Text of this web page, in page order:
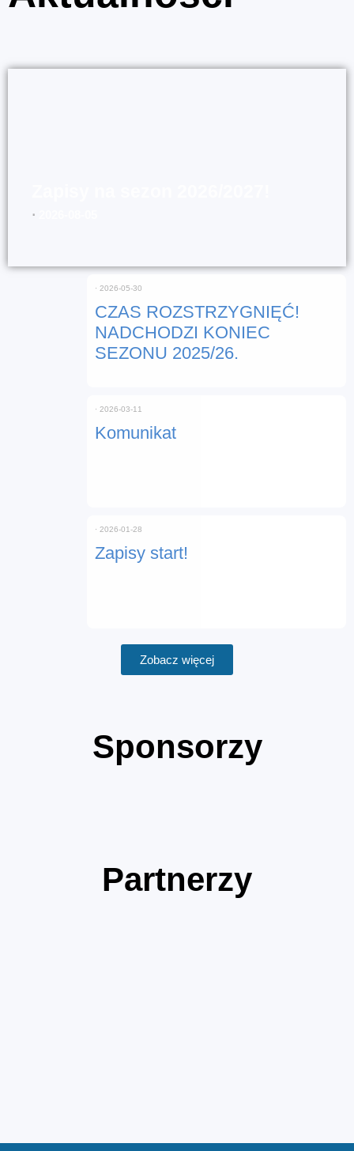
⋅
CZAS ROZSTRZYGNIĘĆ!
NADCHODZI KONIEC
SEZONU 2025/26.
⋅ 2026-05-30
Komunikat
⋅ 2026-03-11
Zapisy start!
⋅ 2026-01-28
Zobacz więcej
Sponsorzy
Partnerzy